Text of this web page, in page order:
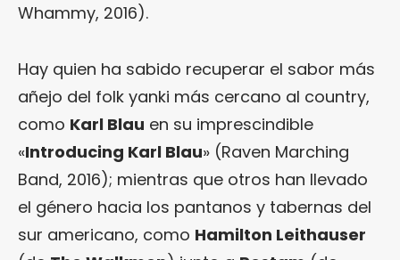
Whammy, 2016).
Hay quien ha sabido recuperar el sabor más
añejo del folk yanki más cercano al country,
como Karl Blau en su imprescindible
«Introducing Karl Blau» (Raven Marching
Band, 2016); mientras que otros han llevado
el género hacia los pantanos y tabernas del
sur americano, como Hamilton Leithauser